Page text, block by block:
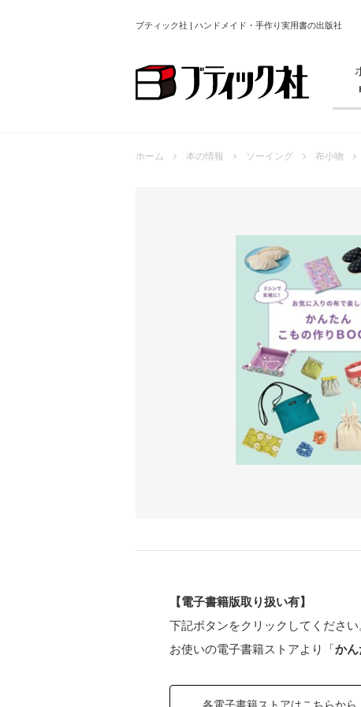
ブティック社 | ハンドメイド・手作り実用書の出版社
ホーム 本の情報 ソーイング 布小物
【電子書籍版取り扱い有】
下記ボタンをクリックしてください
お使いの電子書籍ストアより「か